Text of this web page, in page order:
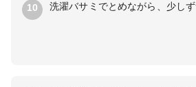
10 洗濯バサミでとめながら、少し